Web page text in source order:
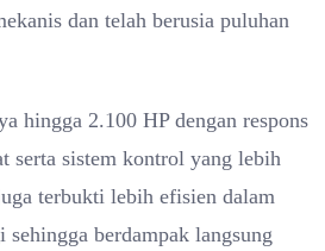
dan telah berusia puluhan
hingga 2.100 HP dengan respons
serta sistem kontrol yang lebih
terbukti lebih efisien dalam
sehingga berdampak langsung